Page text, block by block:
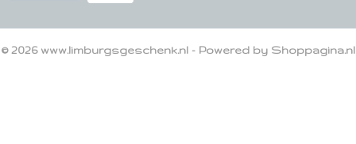
© 2026 www.limburgsgeschenk.nl - Powered by Shoppagina.nl